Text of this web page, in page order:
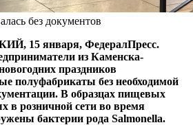
без документов
15 января, ФедералПресс.
из Каменска-
праздников
полуфабрикаты без необходимой
В образцах пищевых
в розничной сети во время
бактерии рода Salmonella.